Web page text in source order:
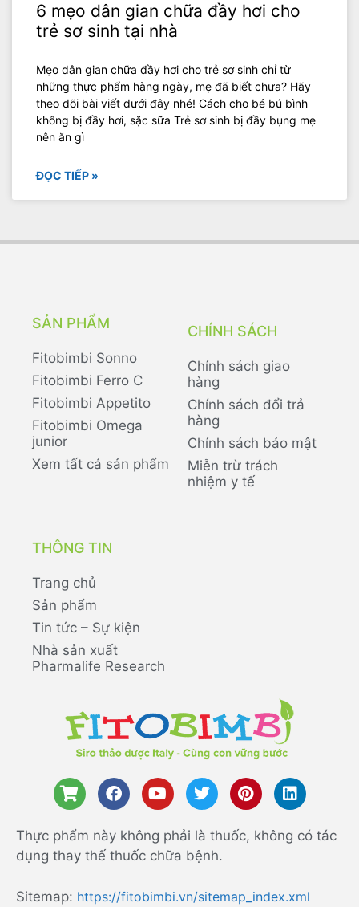
6 mẹo dân gian chữa đầy hơi cho
trẻ sơ sinh tại nhà
Mẹo dân gian chữa đầy hơi cho trẻ sơ sinh chỉ từ
những thực phẩm hàng ngày, mẹ đã biết chưa? Hãy
theo dõi bài viết dưới đây nhé! Cách cho bé bú bình
không bị đầy hơi, sặc sữa Trẻ sơ sinh bị đầy bụng mẹ
nên ăn gì
ĐỌC TIẾP »
SẢN PHẨM
Fitobimbi Sonno
Fitobimbi Ferro C
Fitobimbi Appetito
Fitobimbi Omega
junior
Xem tất cả sản phẩm
CHÍNH SÁCH
Chính sách giao
hàng
Chính sách đổi trả
hàng
Chính sách bảo mật
Miễn trừ trách
nhiệm y tế
THÔNG TIN
Trang chủ
Sản phẩm
Tin tức – Sự kiện
Nhà sản xuất
Pharmalife Research
Thực phẩm này không phải là thuốc, không có tác
dụng thay thế thuốc chữa bệnh.
Sitemap: https://fitobimbi.vn/sitemap_index.xml